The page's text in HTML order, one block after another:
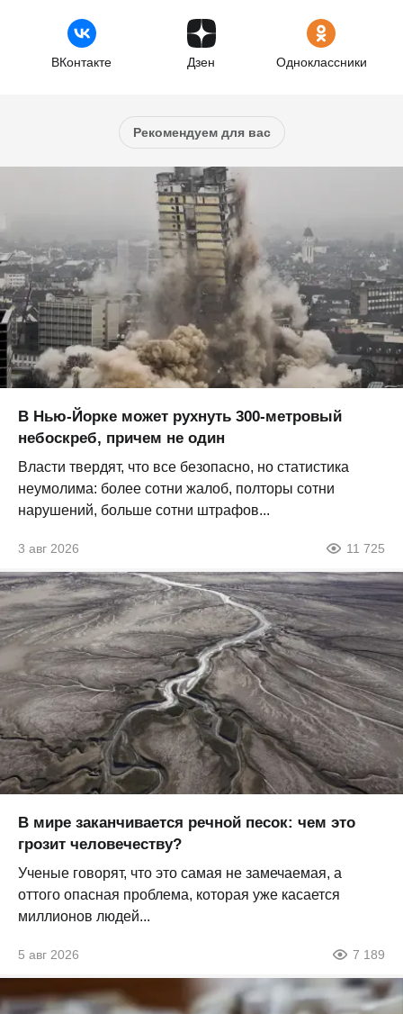
ВКонтакте Дзен Одноклассники
Рекомендуем для вас
В Нью-Йорке может рухнуть 300-метровый
небоскреб, причем не один
Власти твердят, что все безопасно, но статистика
неумолима: более сотни жалоб, полторы сотни
нарушений, больше сотни штрафов...
3 авг 2026 11 725
В мире заканчивается речной песок: чем это
грозит человечеству?
Ученые говорят, что это самая не замечаемая, а
оттого опасная проблема, которая уже касается
миллионов людей...
5 авг 2026 7 189